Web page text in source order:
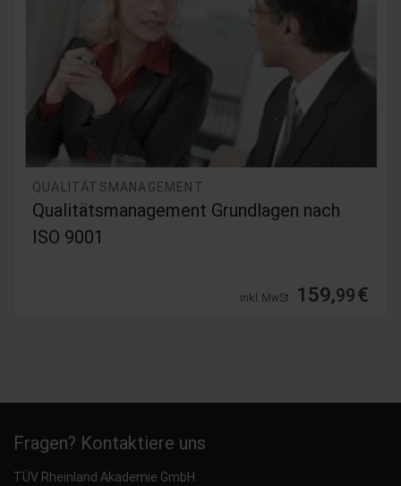
QUALITÄTSMANAGEMENT
Qualitätsbeauftragter (TÜV) -
Gesamtlehrgang
inkl. MwSt. 1899,99€
Fragen? Kontaktiere uns
TÜV Rheinland Akademie GmbH